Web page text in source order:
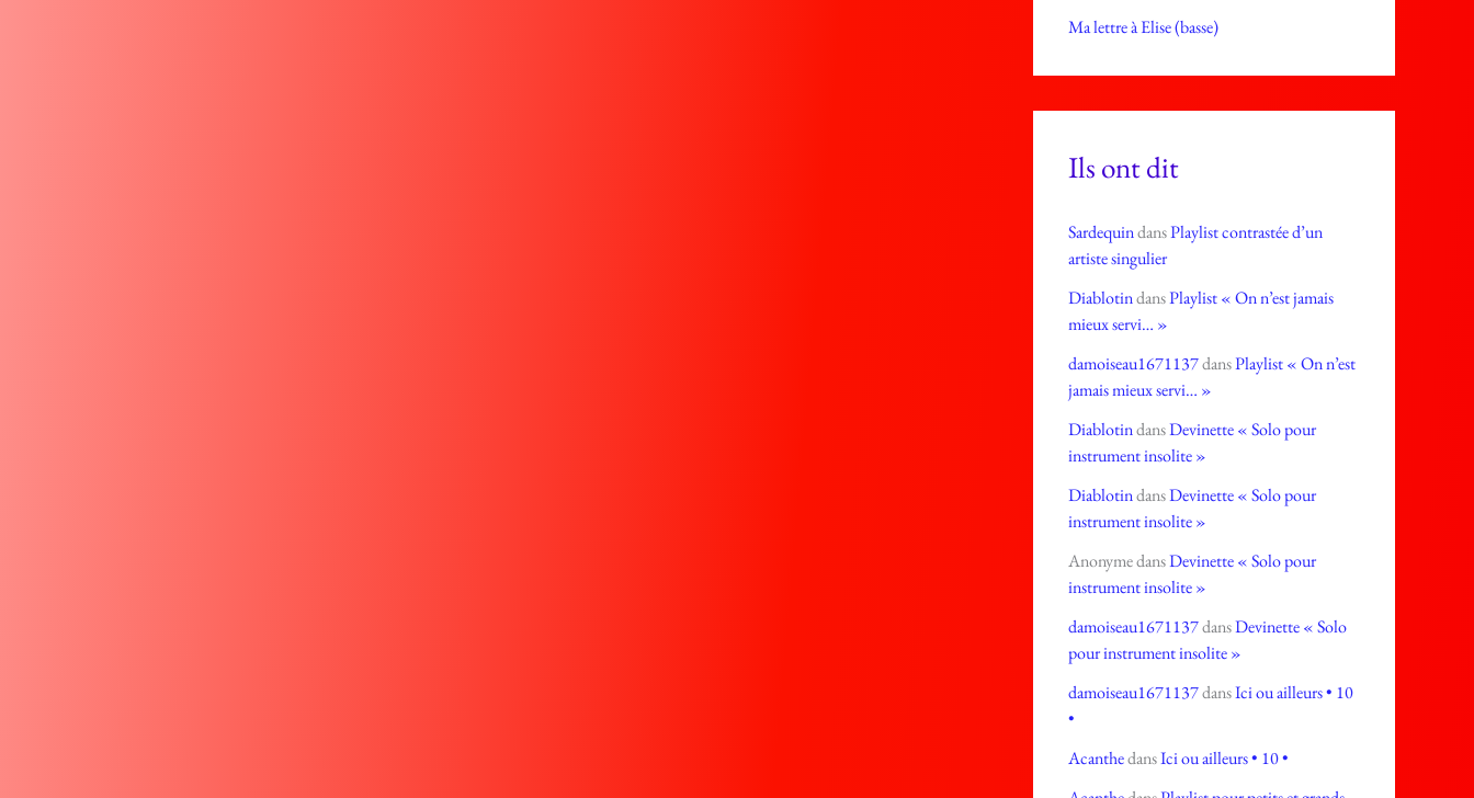
Ma lettre à Elise (basse)
Ils ont dit
SardequindansPlaylist contrastée d’un
artiste singulier
DiablotindansPlaylist « On n’est jamais
mieux servi… »
damoiseau1671137dansPlaylist « On n’est
jamais mieux servi… »
DiablotindansDevinette « Solo pour
instrument insolite »
DiablotindansDevinette « Solo pour
instrument insolite »
AnonymedansDevinette « Solo pour
instrument insolite »
damoiseau1671137dansDevinette « Solo
pour instrument insolite »
damoiseau1671137dansIci ou ailleurs • 10
•
AcanthedansIci ou ailleurs • 10 •